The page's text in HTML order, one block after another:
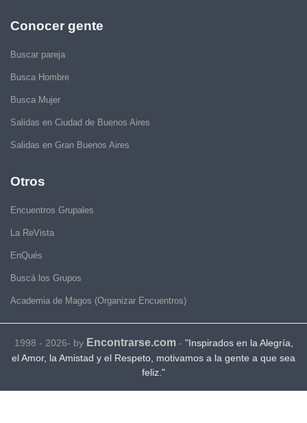
Conocer gente
Buscar pareja
Busca Hombre
Busca Mujer
Salidas en Ciudad de Buenos Aires
Salidas en Gran Buenos Aires
Otros
Encuentros Grupales
La ReVista
EnQués
Buscá los Grupos
Academia de Magos (Organizar Encuentros)
1998 - 2026- by Encontrarse.com- "Inspirados en la Alegría,
el Amor, la Amistad y el Respeto, motivamos a la gente a que sea
feliz."